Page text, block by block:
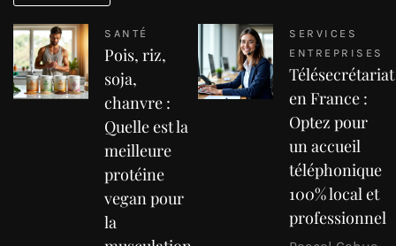
SANTÉ
Pois, riz,
soja,
chanvre :
Quelle est la
meilleure
protéine
vegan pour
la
SERVICES
ENTREPRISES
Télésecrétariat
en France :
Optez pour
un accueil
téléphonique
100% local et
professionnel